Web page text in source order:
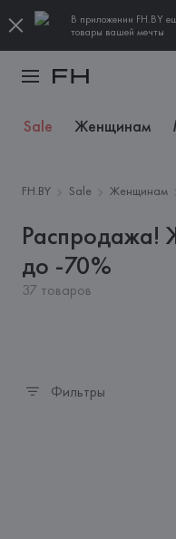
В приложении FH.BY
товары вашей мечты
Sale Женщинам
FH.BY Sale Женщинам
Распродажа!
до -70%
37 товаров
Фильтры